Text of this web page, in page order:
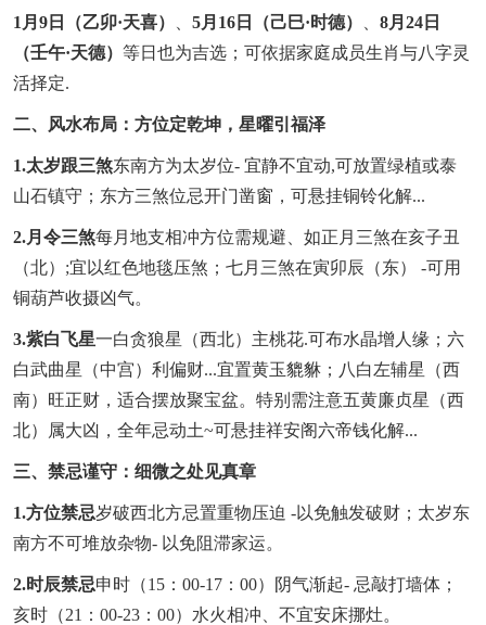
1月9日（乙卯·天喜） 5月16日（己巳·时德）
8月24日
（壬午·天德） 等日也为吉选；可依据家庭成员生肖与八字灵
活择定.
二、风水布局：方位定乾坤，星曜引福泽
1.太岁跟三煞东南方为太岁位- 宜静不宜动,可放置绿植或泰
山石镇守；东方三煞位忌开门凿窗，可悬挂铜铃化解...
2.月令三煞每月地支相冲方位需规避、如正月三煞在亥子丑
（北）;宜以红色地毯压煞；七月三煞在寅卯辰（东） -可用
铜葫芦收摄凶气。
3.紫白飞星一白贪狼星（西北）主桃花.可布水晶增人缘；六
白武曲星（中宫）利偏财...宜置黄玉貔貅；八白左辅星（西
南）旺正财，适合摆放聚宝盆。特别需注意五黄廉贞星（西
北）属大凶，全年忌动土~可悬挂祥安阁六帝钱化解...
三、禁忌谨守：细微之处见真章
1.方位禁忌岁破西北方忌置重物压迫 -以免触发破财；太岁东
南方不可堆放杂物- 以免阻滞家运。
2.时辰禁忌申时（15：00-17：00）阴气渐起- 忌敲打墙体；
亥时（21：00-23：00）水火相冲、不宜安床挪灶。